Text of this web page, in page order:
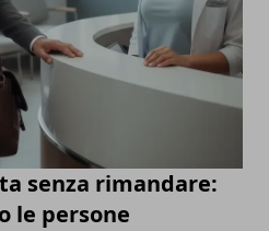
senza rimandare:
le persone